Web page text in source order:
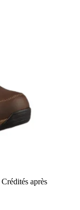
Crédités après